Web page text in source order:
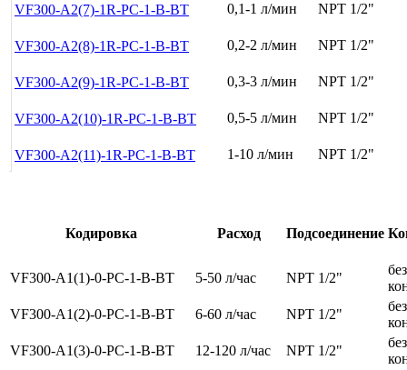
VF300-A2(7)-1R-PC-1-B-BT 0,1-1 л/мин NPT 1/2"
VF300-A2(8)-1R-PC-1-B-BT 0,2-2 л/мин NPT 1/2"
VF300-A2(9)-1R-PC-1-B-BT 0,3-3 л/мин NPT 1/2"
VF300-A2(10)-1R-PC-1-B-BT 0,5-5 л/мин NPT 1/2"
VF300-A2(11)-1R-PC-1-B-BT 1-10 л/мин NPT 1/2"
Кодировка Расход Подсоединение
VF300-A1(1)-0-PC-1-B-BT 5-50 л/час NPT 1/2"
без
VF300-A1(2)-0-PC-1-B-BT
6-60 л/час NPT 1/2"
без
VF300-A1(3)-0-PC-1-B-BT
12-120 л/час NPT 1/2"
без